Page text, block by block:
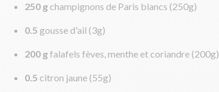
250 g champignons de Paris blancs (250g)
0.5 gousse d'ail (3g)
200 gfalafels fèves, menthe et coriandre (200g)
0.5 citron jaune (55g)